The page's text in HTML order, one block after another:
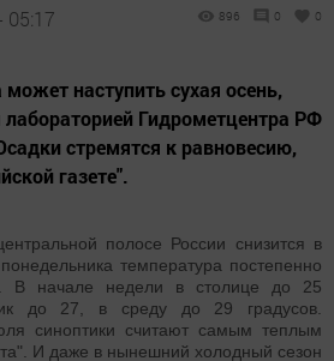
05:17 896 0 0
наступить сухая осень,
Гидрометцентра РФ
стремятся к равновесию,
газете".
полосе России снизится в
температура постепенно
В начале недели в столице до 25
до 27, в среду до 29 градусов.
синоптики считают самым теплым
И даже в нынешний холодный сезон